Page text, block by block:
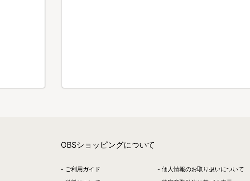
OBSショッピングについて
ご利用ガイド
個人情報のお取り扱いについて